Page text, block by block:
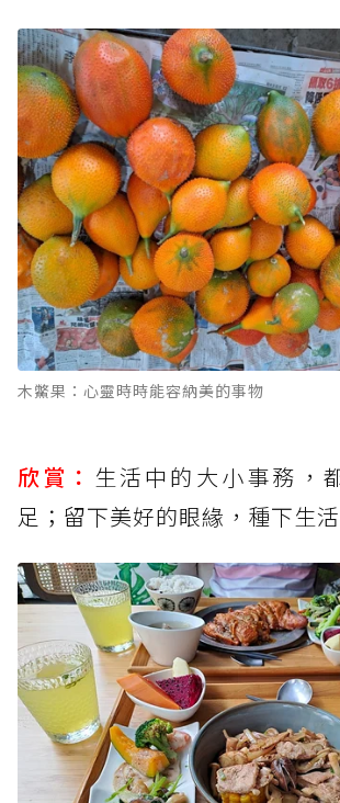
木鱉果：心靈時時能容納美的事物
欣賞： 生活中的大小事務，
足；留下美好的眼緣，種下生